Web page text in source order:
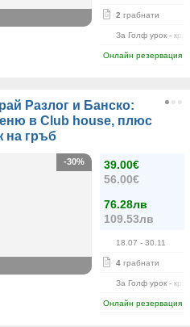
2 грабнати
За Голф урок -
Онлайн резервация
Разлог и Банско:
в Club house, плюс
на гръб
39.00€
56.00€
76.28лв
109.53лв
18.07 - 30.11
4 грабнати
За Голф урок -
Онлайн резервация
-30%